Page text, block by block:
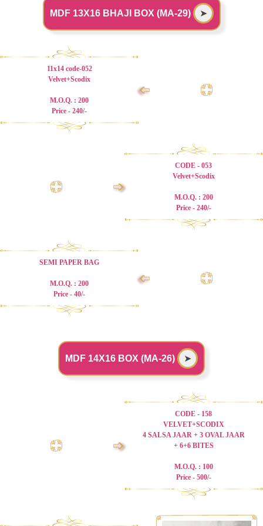
MDF 13X16 BHAJI BOX (MA-29) ➤
11x14 code-052
Velvet+Scodix
M.O.Q. : 200
Price - 240/-
➩
➩
CODE - 053
Velvet+Scodix
M.O.Q. : 200
Price - 240/-
SEMI PAPER BAG
M.O.Q. : 200
Price - 40/-
➩
MDF 14X16 BOX (MA-26) ➤
➩
CODE - 158
VELVET+SCODIX
4 SALSA JAAR + 3 OVAL JAAR
+ 6+6 BITES
M.O.Q. : 100
Price - 500/-